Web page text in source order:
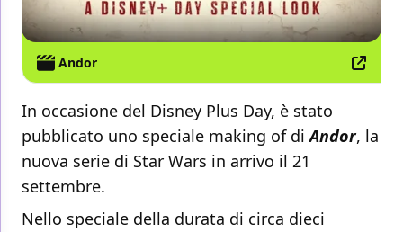
Andor
In occasione del Disney Plus Day, è stato
pubblicato uno speciale making of diAndor, la
nuova serie di Star Wars in arrivo il 21
settembre.
Nello speciale della durata di circa dieci